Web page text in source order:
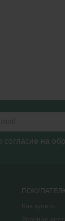
согласие на